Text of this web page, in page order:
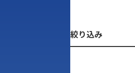
絞り込み